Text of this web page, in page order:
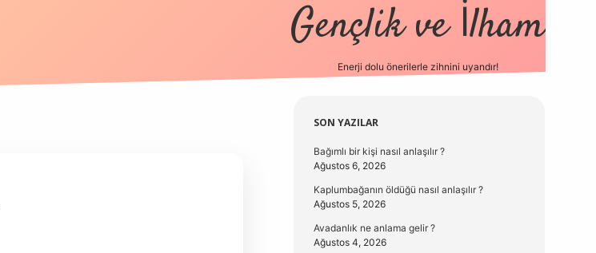
Gençlik ve İlham
Enerji dolu önerilerle zihnini uyandır!
Sidebar
SON YAZILAR
Bağımlı bir kişi nasıl anlaşılır ?
Ağustos 6, 2026
Kaplumbağanın öldüğü nasıl anlaşılır ?
Ağustos 5, 2026
Avadanlık ne anlama gelir ?
Ağustos 4, 2026